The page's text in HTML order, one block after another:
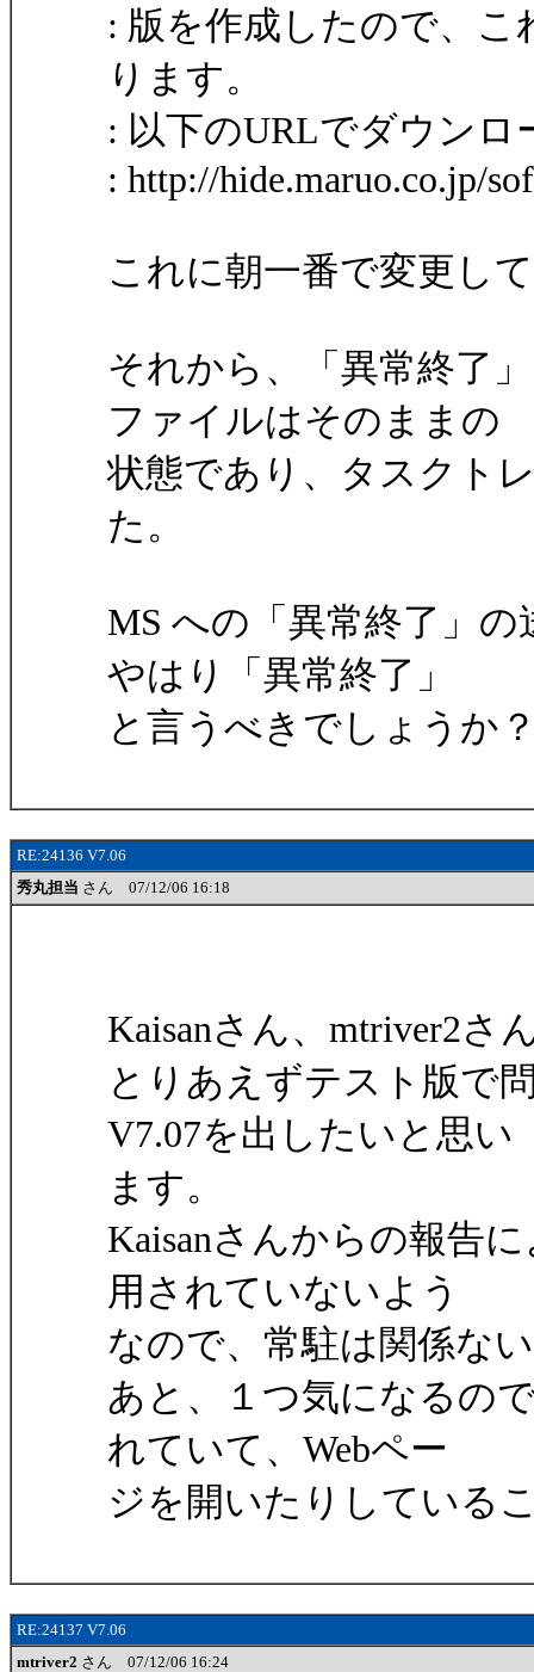
: 版を作成したので、
ります。
: 以下のURLでダウンロ
: http://hide.maruo.co.jp/
これに朝一番で変更し
それから、「異常終了
ファイルはそのままの
状態であり、タスクト
た。
MS への「異常終了」
やはり「異常終了」
と言うべきでしょうか
RE:24136 V7.06
秀丸担当 さん 07/12/06 16:18
Kaisanさん、mtriver2さ
とりあえずテスト版で
V7.07を出したいと思い
ます。
Kaisanさんからの報告
用されていないよう
なので、常駐は関係な
あと、１つ気になるの
れていて、Webペー
ジを開いたりしている
RE:24137 V7.06
mtriver2 さん 07/12/06 16:24